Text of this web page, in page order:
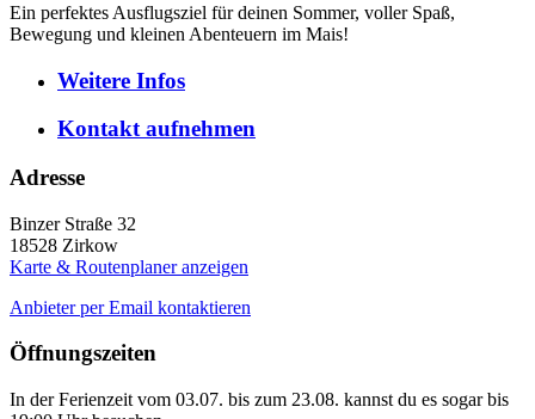
Ein perfektes Ausflugsziel für deinen Sommer, voller Spaß,
Bewegung und kleinen Abenteuern im Mais!
Weitere Infos
Kontaktaufnehmen
Adresse
Binzer Straße 32
18528 Zirkow
Karte & Routenplaner anzeigen
Anbieter per Email kontaktieren
Öffnungszeiten
In der Ferienzeit vom 03.07. bis zum 23.08. kannst du es sogar bis